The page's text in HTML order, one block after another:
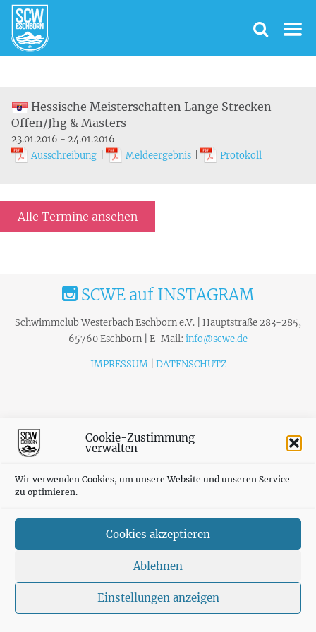
Cookie-Zustimmung
verwalten
Wir verwenden Cookies, um unsere Website und unseren Service
zu optimieren.
Cookies akzeptieren
Ablehnen
Einstellungen anzeigen
Hessische Meisterschaften Lange Strecken
Offen/Jhg & Masters
23.01.2016 - 24.01.2016
Ausschreibung
Meldeergebnis Protokoll
Alle Termine ansehen
SCWE auf INSTAGRAM
Schwimmclub Westerbach Eschborn e.V. | Hauptstraße 283-285,
65760 Eschborn | E-Mail: info@scwe.de
IMPRESSUM| DATENSCHUTZ